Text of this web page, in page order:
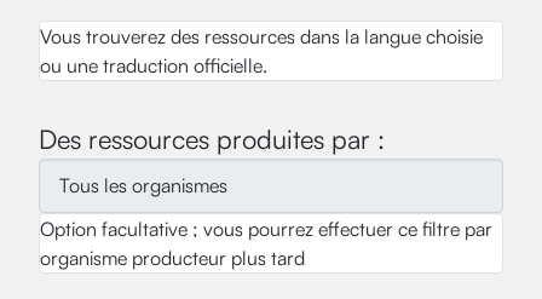
Vous trouverez des ressources dans la langue choisie
ou une traduction officielle.
Des ressources produites par :
Option facultative ; vous pourrez effectuer ce filtre par
organisme producteur plus tard